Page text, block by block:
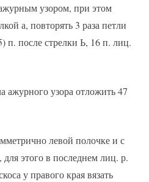
узором, при этом
а, повторять 3 раза петли
п. после стрелки Ь, 16 п. лиц.
ажурного узора отложить 47
левой полочке и с
этого в последнем лиц. р.
у правого края вязать